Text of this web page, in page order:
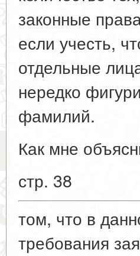
законные
если учесть,
отдельные
нередко
фамилий.
Как мне
стр. 38
том, что в
требования